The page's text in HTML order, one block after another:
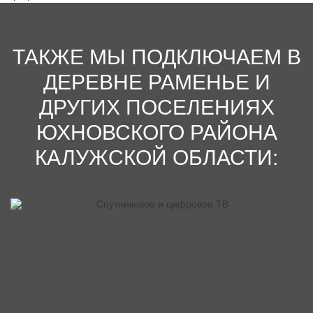
ТАКЖЕ МЫ ПОДКЛЮЧАЕМ В
ДЕРЕВНЕ РАМЕНЬЕ И
ДРУГИХ ПОСЕЛЕНИЯХ
ЮХНОВСКОГО РАЙОНА
КАЛУЖСКОЙ ОБЛАСТИ: